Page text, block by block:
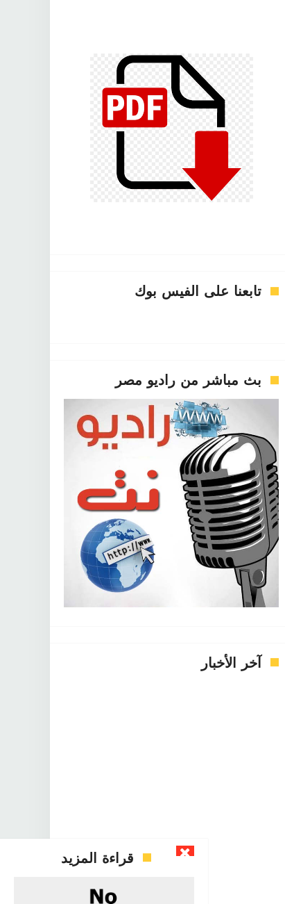
فن
تابعنا على الفيس بوك
بث مباشر من راديو مصر
آخر الأخبار
قراءة المزيد